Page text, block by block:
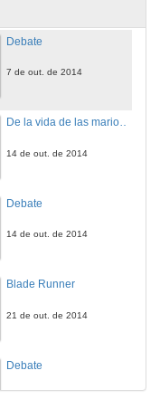
Debate
7 de out. de 2014
De la vida de las marionetas
14 de out. de 2014
Debate
14 de out. de 2014
Blade Runner
21 de out. de 2014
Debate